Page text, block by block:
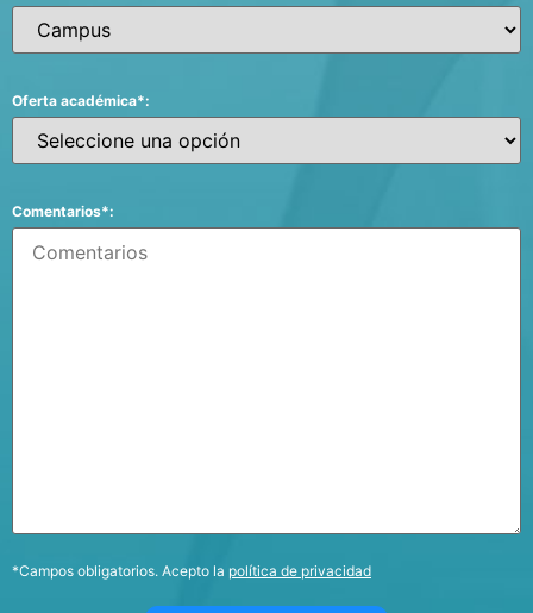
Oferta académica*:
Comentarios*:
*Campos obligatorios. Acepto la política de privacidad